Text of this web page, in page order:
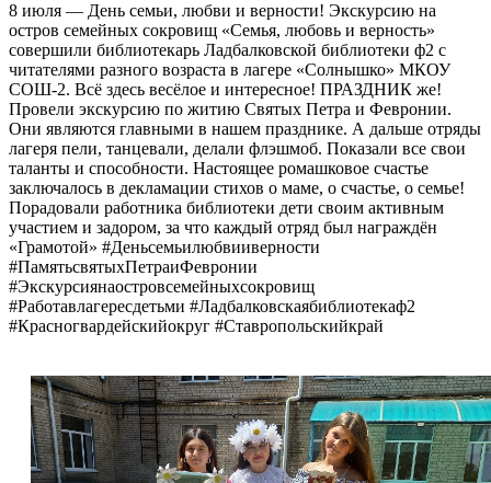
8 июля — День семьи, любви и верности! Экскурсию на
остров семейных сокровищ «Семья, любовь и верность»
совершили библиотекарь Ладбалковской библиотеки ф2 с
читателями разного возраста в лагере «Солнышко» МКОУ
СОШ-2. Всё здесь весёлое и интересное! ПРАЗДНИК же!
Провели экскурсию по житию Святых Петра и Февронии.
Они являются главными в нашем празднике. А дальше отряды
лагеря пели, танцевали, делали флэшмоб. Показали все свои
таланты и способности. Настоящее ромашковое счастье
заключалось в декламации стихов о маме, о счастье, о семье!
Порадовали работника библиотеки дети своим активным
участием и задором, за что каждый отряд был награждён
«Грамотой» #Деньсемьилюбвииверности
#ПамятьсвятыхПетраиФевронии
#Экскурсиянаостровсемейныхсокровищ
#Работавлагересдетьми #Ладбалковскаябиблиотекаф2
#Красногвардейскийокруг #Ставропольскийкрай